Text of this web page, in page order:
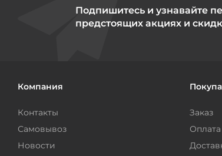
Подпишитесь и узнавайте
предстоящих акциях и
Компания
Контакты
Самовывоз
Новости
Заказ
Оплата